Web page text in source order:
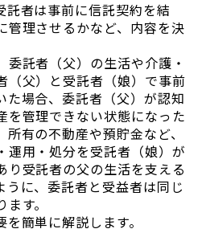
託者は事前に信託契約を結
管理させるかなど、内容を決
託者（父）の生活や介護・
（父）と受託者（娘）で事前
た場合、委託者（父）が認知
を管理できない状態になった
有の不動産や預貯金など、
運用・処分を受託者（娘）が
り受託者の父の生活を支える
うに、委託者と受益者は同じ
す。
簡単に解説します。